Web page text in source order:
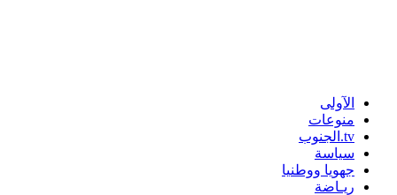
الآولى
منوعات
tv.الجنوب
سياسة
جهويا ووطنيا
ريـاضة